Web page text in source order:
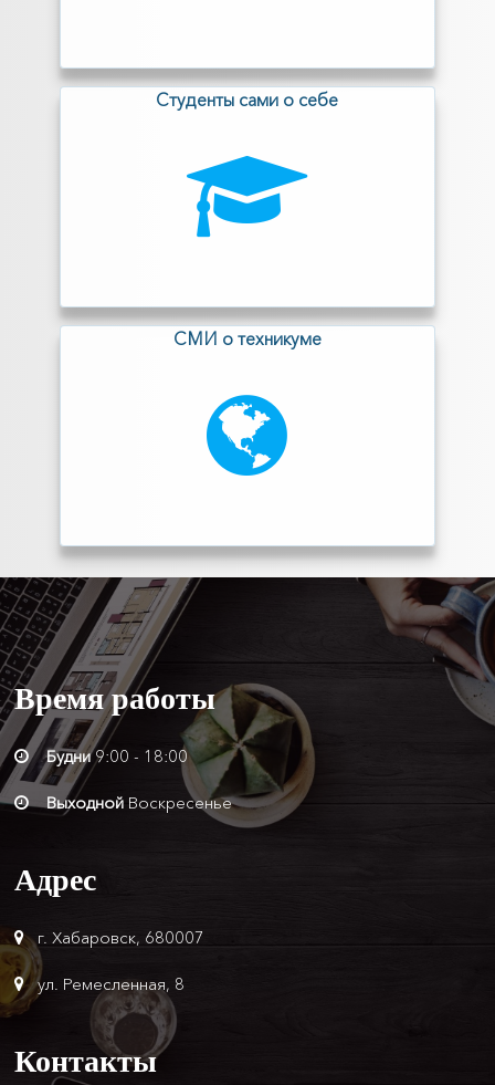
Cтуденты сами о себе
СМИ о техникуме
Времяработы
Будни9:00 - 18:00
Выходной Воскресенье
Адрес
г. Хабаровск, 680007
ул. Ремесленная, 8
Контакты